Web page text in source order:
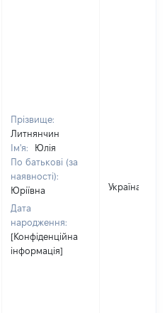
Прізвище:
Литнянчин
Ім'я:
Юлія
По батькові (за
наявності):
Юріївна
Дата
народження:
[Конфіденційна
інформація]
Україна